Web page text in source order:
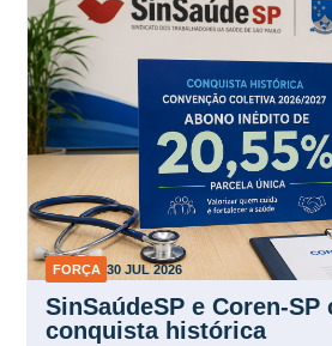
FORÇA 30 JUL 2026
SinSaúdeSP e Coren-SP
conquista histórica